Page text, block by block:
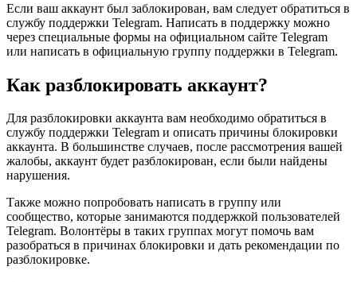
Если ваш аккаунт был заблокирован, вам следует обратиться в
службу поддержки Telegram. Написать в поддержку можно
через специальные формы на официальном сайте Telegram
или написать в официальную группу поддержки в Telegram.
Как разблокировать аккаунт?
Для разблокировки аккаунта вам необходимо обратиться в
службу поддержки Telegram и описать причины блокировки
аккаунта. В большинстве случаев, после рассмотрения вашей
жалобы, аккаунт будет разблокирован, если были найдены
нарушения.
Также можно попробовать написать в группу или
сообщество, которые занимаются поддержкой пользователей
Telegram. Волонтёры в таких группах могут помочь вам
разобраться в причинах блокировки и дать рекомендации по
разблокировке.